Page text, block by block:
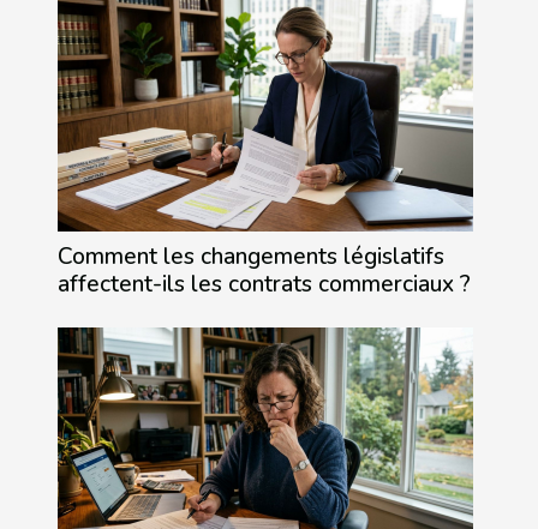
Comment les changements législatifs
affectent-ils les contrats commerciaux ?